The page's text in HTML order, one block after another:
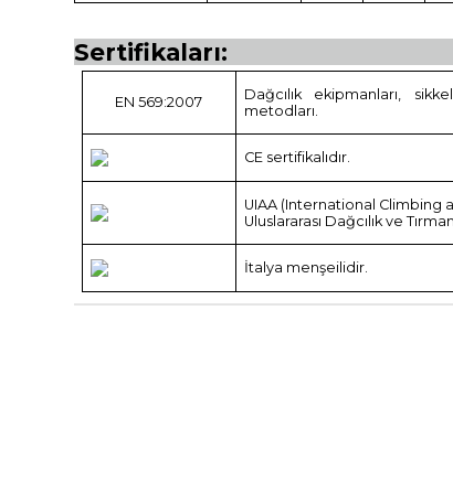
Sertifikaları:
EN 569:2007
Dağcılık ekipmanları,
metodları.
CE sertifikalıdır.
UIAA (International Climbing
Uluslararası Dağcılık ve
İtalya menşeilidir.